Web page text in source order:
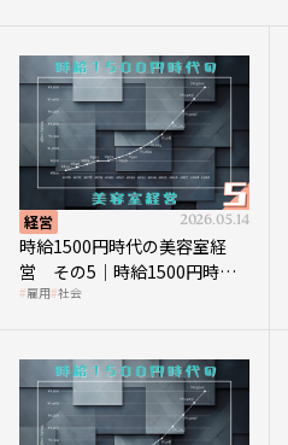
経営 2026.05.14
時給1500円時代の美容室経
営 その5｜時給1500円時代
の到来は美容業の収益構造を
雇用 社会